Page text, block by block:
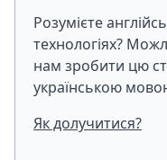
Розумієте
технологіях?
нам зробити цю
українською
Як долучитися?